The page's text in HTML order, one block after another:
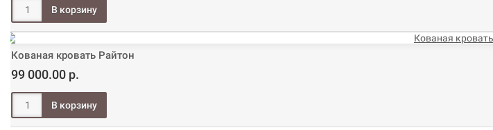
Кованая кровать Райтон
99 000.00 р.